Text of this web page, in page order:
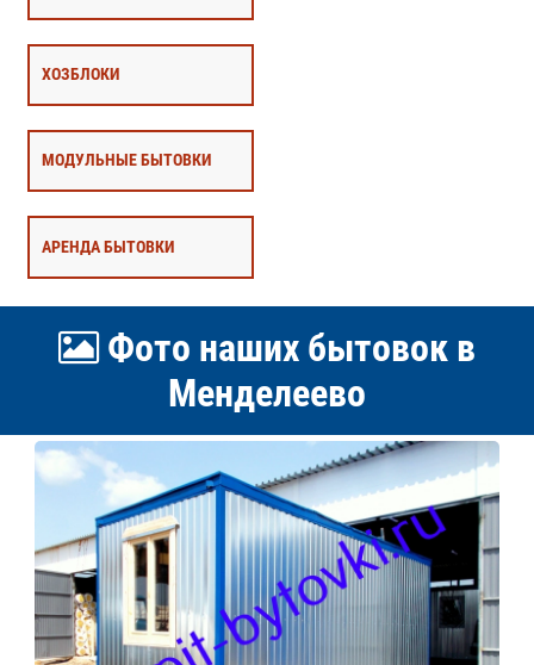
ХОЗБЛОКИ
МОДУЛЬНЫЕ БЫТОВКИ
АРЕНДА БЫТОВКИ
Фото наших бытовок в
Менделеево